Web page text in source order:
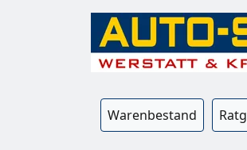
Warenbestand